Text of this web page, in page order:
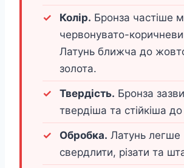
Колір. Бронза частіше
червонувато-
Латунь ближча до
золота.
Твердість. Бронза
твердіша та стійкіша
Обробка. Латунь легше
свердлити, різати та